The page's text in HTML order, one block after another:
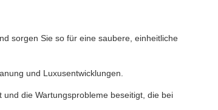
sorgen Sie so für eine saubere, einheitliche
und Luxusentwicklungen.
die Wartungsprobleme beseitigt, die bei